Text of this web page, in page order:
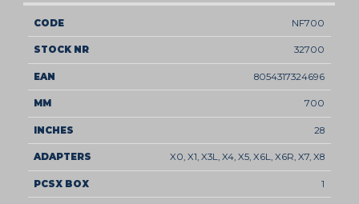
NF700
32700
8054317324696
700
28
X0, X1, X3L, X4, X5, X6L, X6R, X7, X8
1